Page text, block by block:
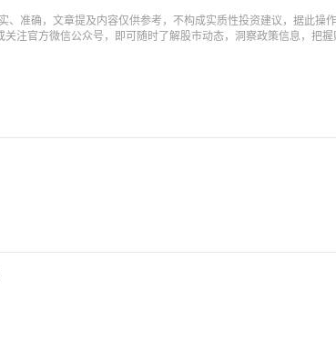
、准确，文章提及内容仅供参考，不构成实质性投资建议，据此操
注官方微信公众号，即可随时了解股市动态，洞察政策信息，把握